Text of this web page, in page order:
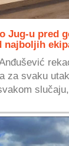
Jug-u pred
najboljih
za svaku